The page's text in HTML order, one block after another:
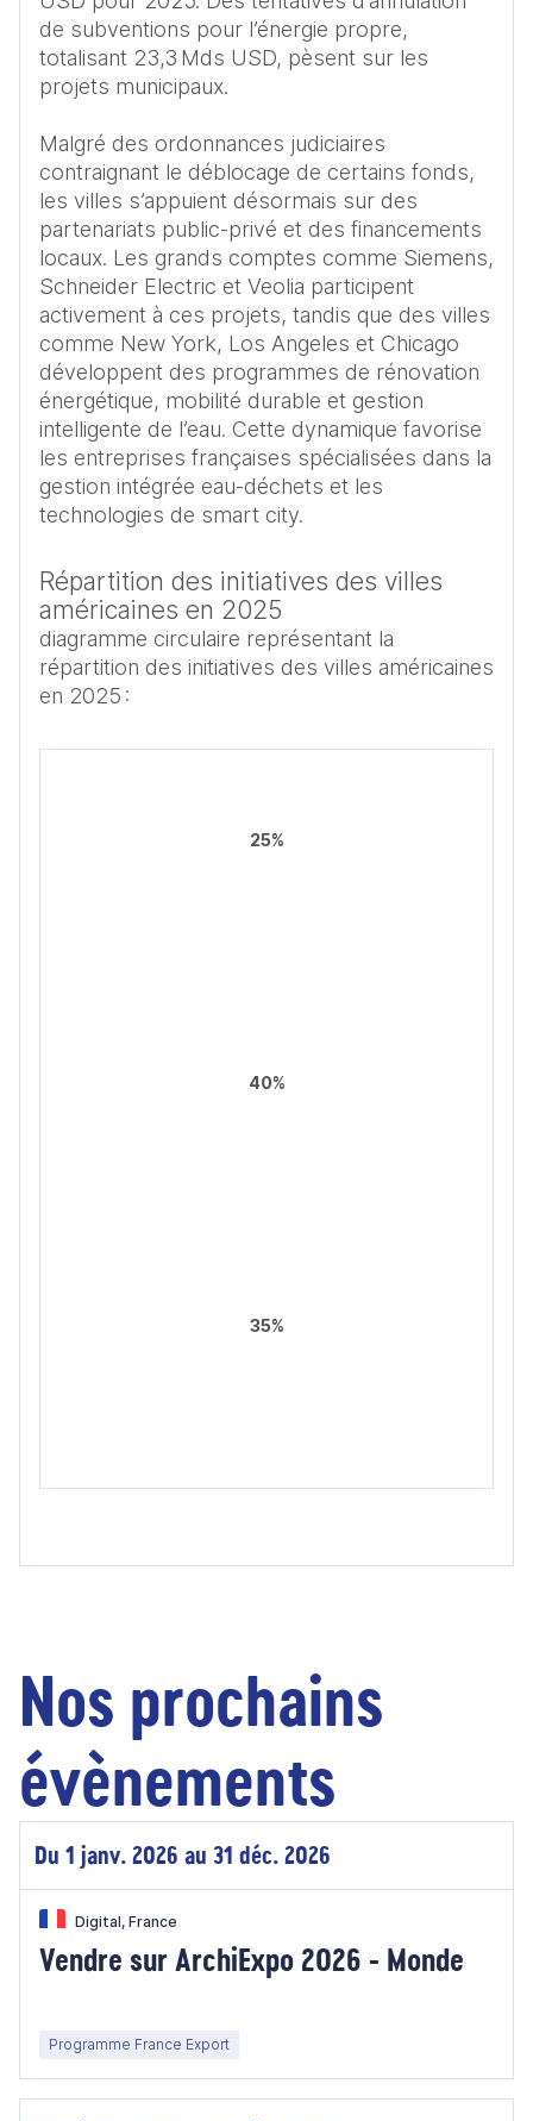
de subventions pour l’énergie propre,
totalisant 23,3 Mds USD, pèsent sur les
projets municipaux.
Malgré des ordonnances judiciaires
contraignant le déblocage de certains fonds,
les villes s’appuient désormais sur des
partenariats public-privé et des financements
locaux. Les grands comptes comme Siemens,
Schneider Electric et Veolia participent
activement à ces projets, tandis que des villes
comme New York, Los Angeles et Chicago
développent des programmes de rénovation
énergétique, mobilité durable et gestion
intelligente de l’eau. Cette dynamique favorise
les entreprises françaises spécialisées dans la
gestion intégrée eau-déchets et les
technologies de smart city.
Répartition des initiatives des villes
américaines en 2025
diagramme circulaire représentant la
répartition des initiatives des villes américaines
en 2025 :
25%
40%
35%
Nos prochains
évènements
Du 1 janv. 2026 au 31 déc. 2026
Digital, France
Vendre sur ArchiExpo 2026 - Monde
Programme France Export